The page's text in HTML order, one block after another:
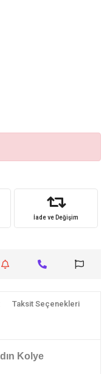
İade ve Değişim
Taksit Seçenekleri
Kolye